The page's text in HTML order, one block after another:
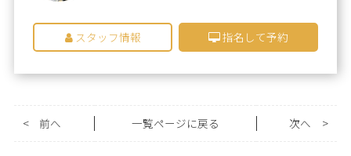
スタッフ情報 指名して予約
< 前へ 一覧ページに戻る >
次へ